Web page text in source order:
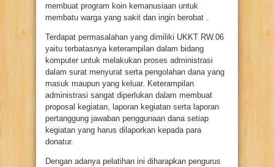
membuat program koin kemanusiaan untuk
membatu warga yang sakit dan ingin berobat .
Terdapat permasalahan yang dimiliki UKKT RW.06
yaitu terbatasnya keterampilan dalam bidang
komputer untuk melakukan proses administrasi
dalam surat menyurat serta pengolahan dana yang
masuk maupun yang keluar. Keterampilan
administrasi sangat diperlukan dalam membuat
proposal kegiatan, laporan kegiatan serta laporan
pertanggung jawaban penggunaan dana setiap
kegiatan yang harus dilaporkan kepada para
donatur.
Dengan adanya pelatihan ini diharapkan pengurus